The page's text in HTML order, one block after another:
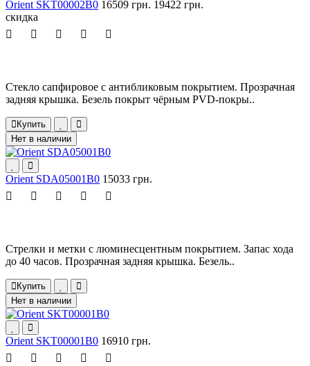
Orient SKT00002B0 16509 грн. 19422 грн.
скидка
Стекло сапфировое с антибликовым покрытием. Прозрачная
задняя крышка. Безель покрыт чёрным PVD-покры..
Купить
Нет в наличии
Orient SDA05001B0 15033 грн.
Стрелки и метки с люминесцентным покрытием. Запас хода
до 40 часов. Прозрачная задняя крышка. Безель..
Купить
Нет в наличии
Orient SKT00001B0 16910 грн.